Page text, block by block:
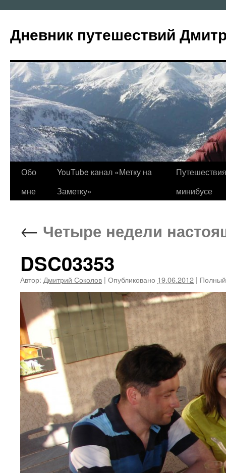
содержимому
Дневник путешествий
Обо
мне
YouTube канал «Метку на
Заметку»
минибусе
← Четыре недели
DSC03353
Автор: Дмитрий Соколов | Опубликовано 19.06.2012 |